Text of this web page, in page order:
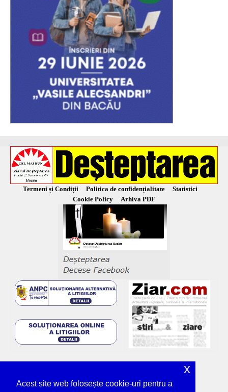
Termeni și Condiții Politica de confidențialitate
Statistici
Cookie Policy
Arhiva PDF
Acest site web folosește cookie-uri pentru a
x